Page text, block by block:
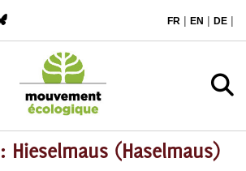
FR | EN | DE |
Hieselmaus (Haselmaus)